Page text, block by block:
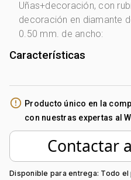
Uñas+decoración, con
decoración en diamante
0.50 mm. de ancho:
Características
Género: Mujer
Tono Metal:
Metal: Oro 18 Kilates
Tejido: Uñas+Decoración
Longitud: 42
Tipo de Broche: Pico Loro
Peso piedra central: 0.7
Piedra central: Rubí
error_outline Producto único en la
con nuestras expertas al
Contactar
Disponible para entrega: Todo el